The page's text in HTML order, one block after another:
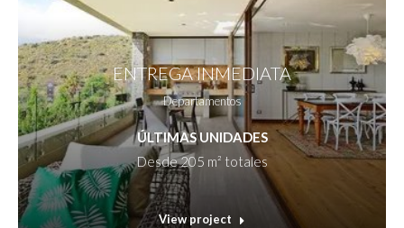
ENTREGA INMEDIATA
Departamentos
ÚLTIMAS UNIDADES
Desde 205 m² totales
View project